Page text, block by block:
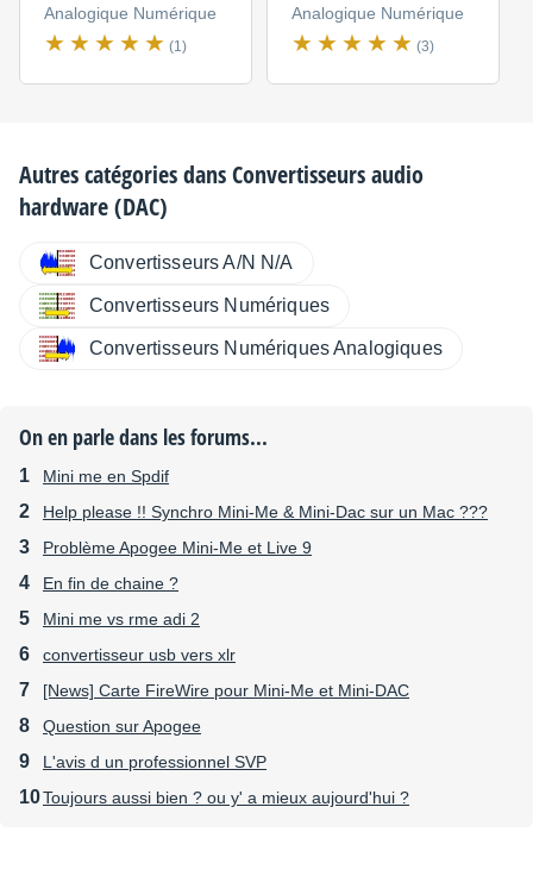
Analogique Numérique
(1)
Analogique Numérique
(3)
Autres catégories dansConvertisseurs audio
hardware (DAC)
Convertisseurs A/N N/A
Convertisseurs Numériques
Convertisseurs Numériques Analogiques
On en parle dans les forums...
Mini me en Spdif
Help please !! Synchro Mini-Me & Mini-Dac sur un Mac ???
Problème Apogee Mini-Me et Live 9
En fin de chaine ?
Mini me vs rme adi 2
convertisseur usb vers xlr
[News] Carte FireWire pour Mini-Me et Mini-DAC
Question sur Apogee
L'avis d un professionnel SVP
Toujours aussi bien ? ou y' a mieux aujourd'hui ?